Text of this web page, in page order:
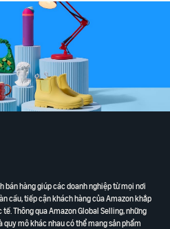
bán hàng giúp các doanh nghiệp từ mọi nơi
cầu, tiếp cận khách hàng của Amazon khắp
Thông qua Amazon Global Selling, những
quy mô khác nhau có thể mang sản phẩm